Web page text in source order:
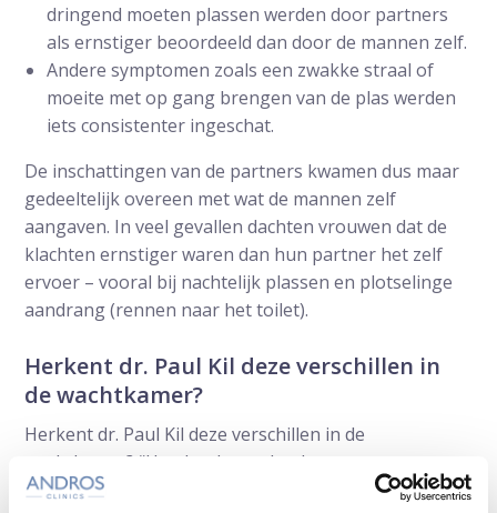
dringend moeten plassen werden door partners
als ernstiger beoordeeld dan door de mannen zelf.
Andere symptomen zoals een zwakke straal of
moeite met op gang brengen van de plas werden
iets consistenter ingeschat.
De inschattingen van de partners kwamen dus maar
gedeeltelijk overeen met wat de mannen zelf
aangaven. In veel gevallen dachten vrouwen dat de
klachten ernstiger waren dan hun partner het zelf
ervoer – vooral bij nachtelijk plassen en plotselinge
aandrang (rennen naar het toilet).
Herkent dr. Paul Kil deze verschillen in
de wachtkamer?
Herkent dr. Paul Kil deze verschillen in de
wachtkamer? “Hoe het komt dat de partner een
andere score invult dan de man, daar gaat de studie